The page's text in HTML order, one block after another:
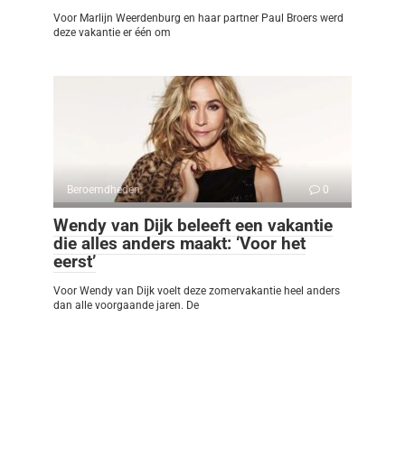
Voor Marlijn Weerdenburg en haar partner Paul Broers werd
deze vakantie er één om
Beroemdheden 0
Wendy van Dijk beleeft een vakantie
die alles anders maakt: ‘Voor het
eerst’
Voor Wendy van Dijk voelt deze zomervakantie heel anders
dan alle voorgaande jaren. De